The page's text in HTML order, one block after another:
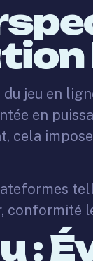
du jeu en
en
cela
conformité
: